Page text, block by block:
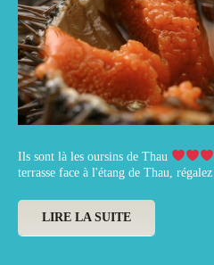
Ils sont là les oursins de Thau
terrasse face à l'étang de Thau,
LIRE LA SUITE